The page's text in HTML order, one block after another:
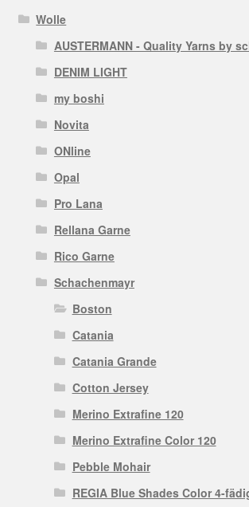
Wolle
AUSTERMANN - Quality Yarns by
DENIM LIGHT
my boshi
Novita
ONline
Opal
Pro Lana
Rellana Garne
Rico Garne
Schachenmayr
Boston
Catania
Catania Grande
Cotton Jersey
Merino Extrafine 120
Merino Extrafine Color 120
Pebble Mohair
REGIA Blue Shades Color 4-